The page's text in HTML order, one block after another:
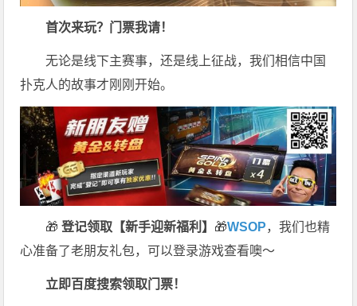
首次来玩？门票我请！
无论是线下主赛事，还是线上征战，我们相信中国
扑克人的故事才刚刚开始。
🎁 登记领取【新手迎新福利】 🎁WSOP，我们也精
心准备了老朋友礼包，可以登录游戏查看噢～
立即百度搜索领取门票！